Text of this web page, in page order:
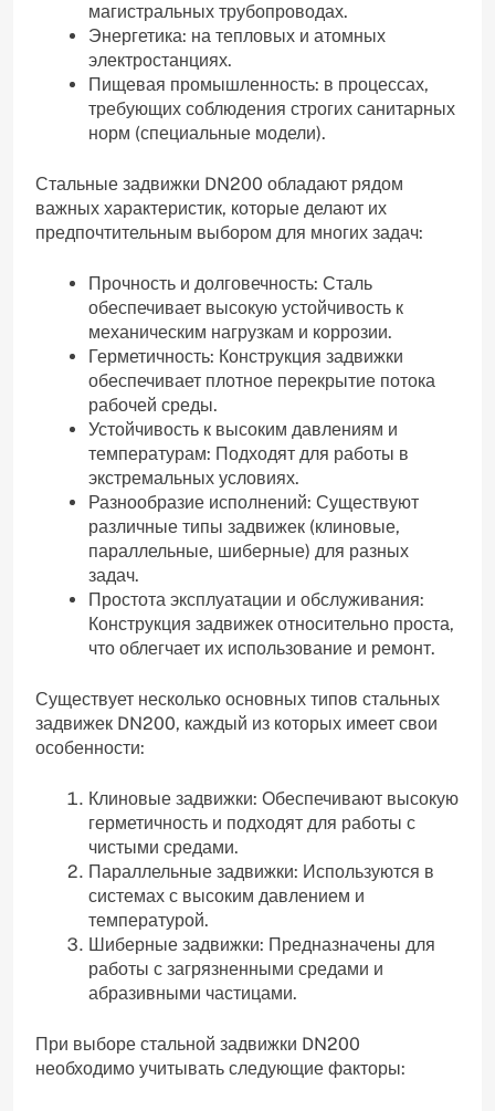
магистральных трубопроводах.
Энергетика: на тепловых и атомных
электростанциях.
Пищевая промышленность: в процессах,
требующих соблюдения строгих санитарных
норм (специальные модели).
Стальные задвижки DN200 обладают рядом
важных характеристик, которые делают их
предпочтительным выбором для многих задач:
Прочность и долговечность: Сталь
обеспечивает высокую устойчивость к
механическим нагрузкам и коррозии.
Герметичность: Конструкция задвижки
обеспечивает плотное перекрытие потока
рабочей среды.
Устойчивость к высоким давлениям и
температурам: Подходят для работы в
экстремальных условиях.
Разнообразие исполнений: Существуют
различные типы задвижек (клиновые,
параллельные, шиберные) для разных
задач.
Простота эксплуатации и обслуживания:
Конструкция задвижек относительно проста,
что облегчает их использование и ремонт.
Существует несколько основных типов стальных
задвижек DN200, каждый из которых имеет свои
особенности:
Клиновые задвижки: Обеспечивают высокую
герметичность и подходят для работы с
чистыми средами.
Параллельные задвижки: Используются в
системах с высоким давлением и
температурой.
Шиберные задвижки: Предназначены для
работы с загрязненными средами и
абразивными частицами.
При выборе стальной задвижки DN200
необходимо учитывать следующие факторы: